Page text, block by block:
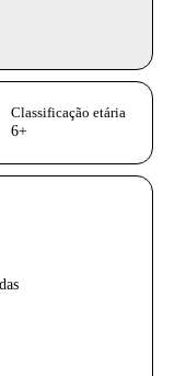
Classificação etária
6+